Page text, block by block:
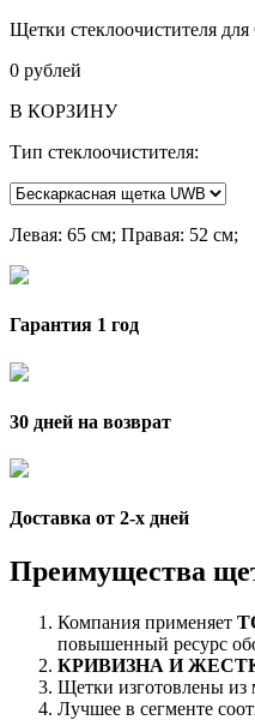
Щетки стеклоочистителя
0 рублей
В КОРЗИНУ
Тип стеклоочистителя:
Левая: 65 см; Правая: 52 см;
Гарантия 1 год
30 дней на возврат
Доставка от 2-x дней
Преимущества
Компания применяет
повышенный ресурс
КРИВИЗНА И
Щетки изготовлены из
Лучшее в сегменте